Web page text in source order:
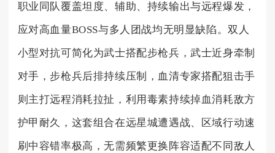
职业同队覆盖坦度、辅助、持续输出与远程爆发，
应对高血量BOSS与多人团战均无明显缺陷。双人
小型对抗可简化为武士搭配步枪兵，武士近身牵制
对手，步枪兵后排持续压制，血清专家搭配狙击手
则主打远程消耗拉扯，利用毒素持续掉血消耗敌方
护甲耐久，这套组合在远星城遭遇战、区域行动速
刷中容错率极高，无需频繁更换阵容适配不同敌人